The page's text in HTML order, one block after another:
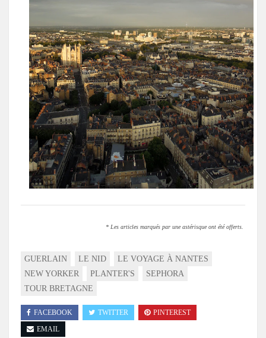
* Les articles marqués par une astérisque ont été offerts.
GUERLAIN LE NID
LE VOYAGE À NANTES
NEW YORKER
PLANTER'S
SEPHORA
TOUR BRETAGNE
FACEBOOK TWITTER
PINTEREST
EMAIL